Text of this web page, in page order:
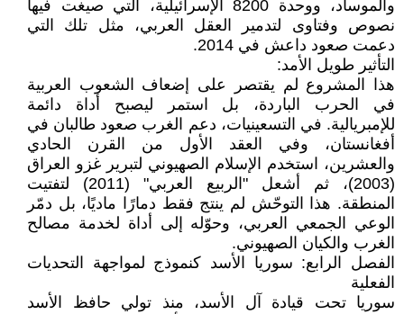
والموساد، ووحدة 8200 الإسرائيلية، التي صيغت فيها
نصوص وفتاوى لتدمير العقل العربي، مثل تلك التي
دعمت صعود داعش في 2014.
التأثير طويل الأمد:
هذا المشروع لم يقتصر على إضعاف الشعوب العربية
في الحرب الباردة، بل استمر ليصبح أداة دائمة
للإمبريالية. في التسعينيات، دعم الغرب صعود طالبان في
أفغانستان، وفي العقد الأول من القرن الحادي
والعشرين، استخدم الإسلام الصهيوني لتبرير غزو العراق
(2003)، ثم أشعل "الربيع العربي" (2011) لتفتيت
المنطقة. هذا التوحّش لم ينتج فقط دمارًا ماديًا، بل دمّر
الوعي الجمعي العربي، وحوّله إلى أداة لخدمة مصالح
الغرب والكيان الصهيوني.
الفصل الرابع: سوريا الأسد كنموذج لمواجهة التحديات
الفعلية
سوريا تحت قيادة آل الأسد، منذ تولي حافظ الأسد